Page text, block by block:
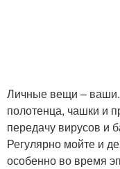
Личные вещи – ваши.
полотенца, чашки и
передачу вирусов и
Регулярно мойте и
особенно во время